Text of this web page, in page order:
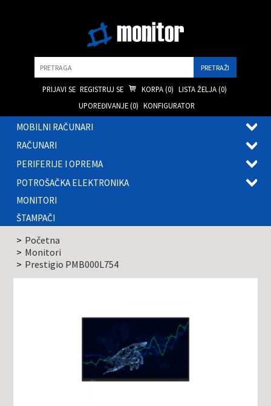
PRIJAVI SE REGISTRUJ SE KORPA (0) LISTA ŽELJA (0)
UPOREĐIVANJE (0) KONFIGURATOR
MOBILNI RAČUNARI
RAČUNARI
PERIFERIJE I OPREMA
POTROŠAČKA ELEKTRONIKA
MONITORI
ŠTAMPAČI
Početna
Monitori
Prestigio PMB000L754